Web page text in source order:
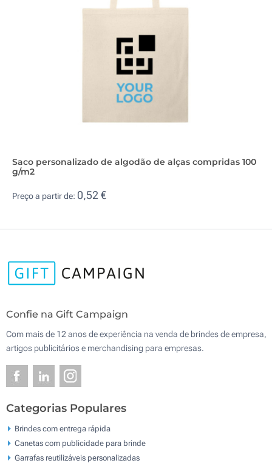
Saco personalizado de algodão de alças compridas 100
g/m2
Preço a partir de: 0,52 €
Confie na Gift Campaign
Com mais de 12 anos de experiência na venda de brindes de empresa,
artigos publicitários e merchandising para empresas.
Categorias Populares
Brindes com entrega rápida
Canetas com publicidade para brinde
Garrafas reutilizáveis personalizadas